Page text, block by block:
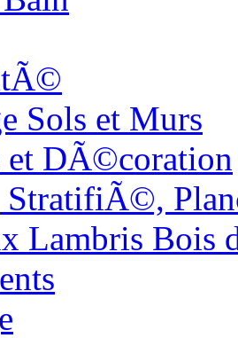
Sols et Murs
et DÃ©coration
StratifiÃ©,
Lambris Bois